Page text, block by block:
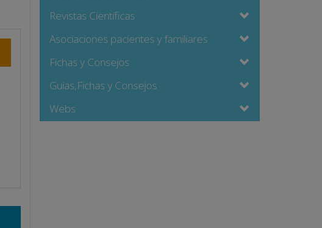
Revistas Científicas
Asociaciones pacientes y familiares
Fichas y Consejos
Guías,Fichas y Consejos
Webs